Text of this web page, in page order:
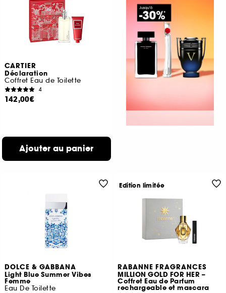
CARTIER
Déclaration
Coffret Eau de Toilette
4
142,00€
Ajouter au panier
DOLCE & GABBANA
Light Blue Summer Vibes
Femme
Eau De Toilette
RABANNE FRAGRANCES
MILLION GOLD FOR HER –
Coffret Eau de Parfum
rechargeable et mascara
Edition limitée